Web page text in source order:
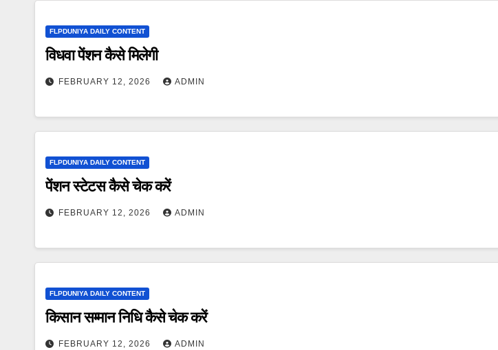
FLPDUNIYA DAILY CONTENT
विधवा पेंशन कैसे मिलेगी
FEBRUARY 12, 2026 ADMIN
FLPDUNIYA DAILY CONTENT
पेंशन स्टेटस कैसे चेक करें
FEBRUARY 12, 2026 ADMIN
FLPDUNIYA DAILY CONTENT
किसान सम्मान निधि कैसे चेक करें
FEBRUARY 12, 2026 ADMIN